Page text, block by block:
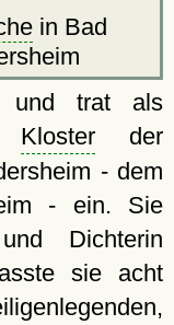
in Bad
und trat als
Kloster der
- dem
- ein. Sie
Dichterin
sie acht